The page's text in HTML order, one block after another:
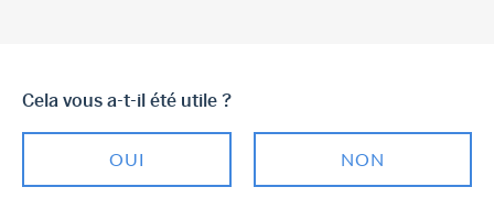
Cela vous a-t-il été utile ?
OUI NON